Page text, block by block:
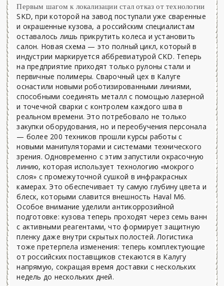
Первым шагом к локализации стал отказ от технологии
SKD, при которой на завод поступали уже сваренные
и окрашенные кузова, а российским специалистам
оставалось лишь прикрутить колеса и установить
салон. Новая схема — это полный цикл, который в
индустрии маркируется аббревиатурой CKD. Теперь
на предприятие приходят только рулоны стали и
первичные полимеры. Сварочный цех в Калуге
оснастили новыми роботизированными линиями,
способными соединять металл с помощью лазерной
и точечной сварки с контролем каждого шва в
реальном времени. Это потребовало не только
закупки оборудования, но и переобучения персонала
— более 200 техников прошли курсы работы с
новыми манипуляторами и системами технического
зрения. Одновременно с этим запустили окрасочную
линию, которая использует технологию «мокрого
слоя» с промежуточной сушкой в инфракрасных
камерах. Это обеспечивает ту самую глубину цвета и
блеск, которыми славится внешность Haval M6.
Особое внимание уделили антикоррозийной
подготовке: кузова теперь проходят через семь ванн
с активными реагентами, что формирует защитную
пленку даже внутри скрытых полостей. Логистика
тоже претерпела изменения: теперь комплектующие
от российских поставщиков стекаются в Калугу
напрямую, сокращая время доставки с нескольких
недель до нескольких дней.